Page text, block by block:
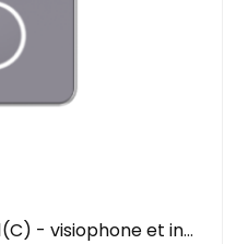
HIKvision DS-KV6113-WPE1(C) - visiophone et interphone (écran vendu séparément) - Contrôle accès - Authentification par CODE PIN & Carte RFID/MiFare